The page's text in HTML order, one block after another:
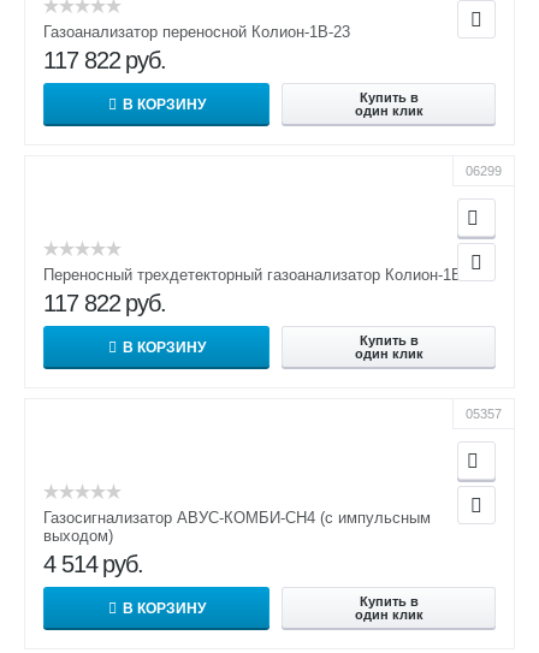
Газоанализатор переносной Колион-1В-23
117 822 руб.
В КОРЗИНУ
Купить в
один клик
06299
Переносный трехдетекторный газоанализатор Колион-1В-22
117 822 руб.
В КОРЗИНУ
Купить в
один клик
05357
Газосигнализатор АВУС-КОМБИ-СН4 (с импульсным
выходом)
4 514 руб.
В КОРЗИНУ
Купить в
один клик